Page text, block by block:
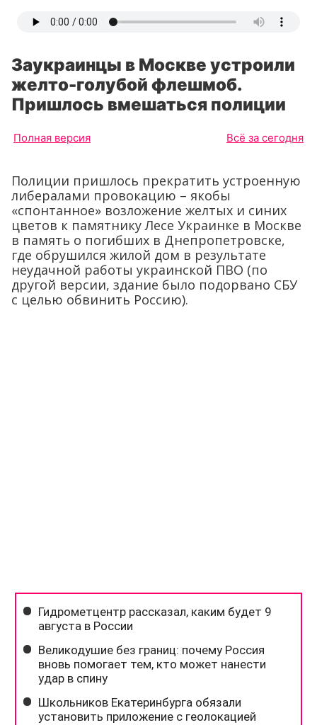
Заукраинцы в Москве устроили
желто-голубой флешмоб.
Пришлось вмешаться полиции
Полная версия Всё за сегодня
Полиции пришлось прекратить устроенную
либералами провокацию – якобы
«спонтанное» возложение желтых и синих
цветов к памятнику Лесе Украинке в Москве
в память о погибших в Днепропетровске,
где обрушился жилой дом в результате
неудачной работы украинской ПВО (по
другой версии, здание было подорвано СБУ
с целью обвинить Россию).